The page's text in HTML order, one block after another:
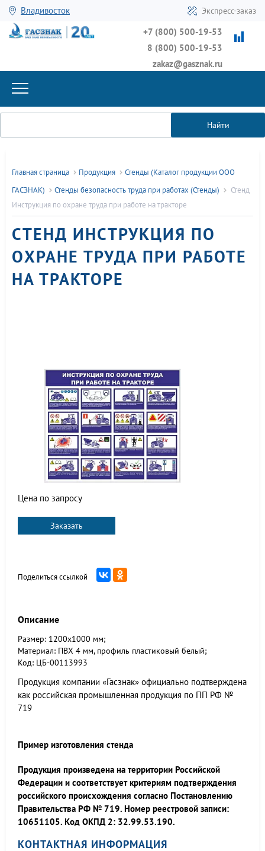
Владивосток Экспресс-заказ
+7 (800) 500-19-53
8 (800) 500-19-53
zakaz@gasznak.ru
Найти
Главная страница Продукция
Стенды (Каталог продукции ООО
ГАСЗНАК)
Стенды безопасность труда при работах (Стенды)
Стенд
Инструкция по охране труда при работе на тракторе
СТЕНД ИНСТРУКЦИЯ ПО
ОХРАНЕ ТРУДА ПРИ РАБОТЕ
НА ТРАКТОРЕ
Цена по запросу
Заказать
Поделиться ссылкой
Описание
Размер: 1200х1000 мм;
Материал: ПВХ 4 мм, профиль пластиковый белый;
Код: ЦБ-00113993
Продукция компании «Гасзнак» официально подтверждена
как российская промышленная продукция по ПП РФ №
719
Пример изготовления стенда
Продукция произведена на территории Российской
Федерации и соответствует критериям подтверждения
российского происхождения согласно Постановлению
Правительства РФ № 719. Номер реестровой записи:
10651105. Код ОКПД 2: 32.99.53.190.
КОНТАКТНАЯ ИНФОРМАЦИЯ